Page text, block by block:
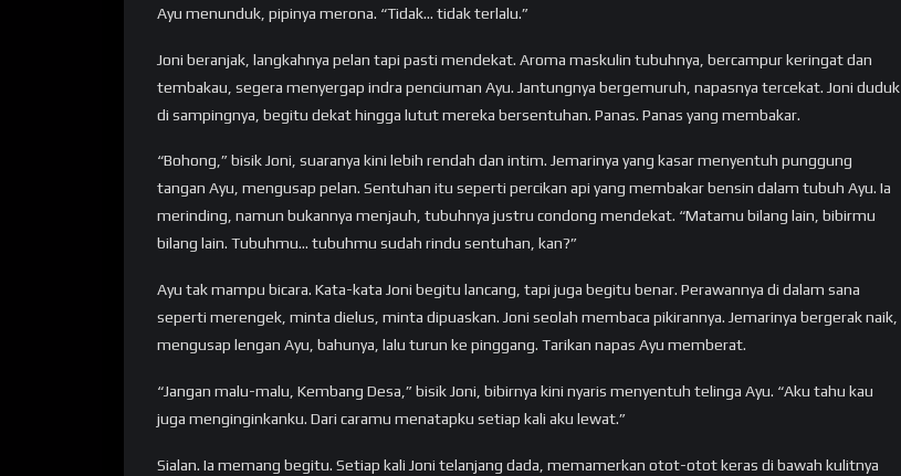
Ayu menunduk, pipinya merona. “Tidak… tidak terlalu.”
Joni beranjak, langkahnya pelan tapi pasti mendekat. Aroma maskulin tubuhnya, bercampur keringat dan
tembakau, segera menyergap indra penciuman Ayu. Jantungnya bergemuruh, napasnya tercekat. Joni duduk
di sampingnya, begitu dekat hingga lutut mereka bersentuhan. Panas. Panas yang membakar.
“Bohong,” bisik Joni, suaranya kini lebih rendah dan intim. Jemarinya yang kasar menyentuh punggung
tangan Ayu, mengusap pelan. Sentuhan itu seperti percikan api yang membakar bensin dalam tubuh Ayu. Ia
merinding, namun bukannya menjauh, tubuhnya justru condong mendekat. “Matamu bilang lain, bibirmu
bilang lain. Tubuhmu… tubuhmu sudah rindu sentuhan, kan?”
Ayu tak mampu bicara. Kata-kata Joni begitu lancang, tapi juga begitu benar. Perawannya di dalam sana
seperti merengek, minta dielus, minta dipuaskan. Joni seolah membaca pikirannya. Jemarinya bergerak naik,
mengusap lengan Ayu, bahunya, lalu turun ke pinggang. Tarikan napas Ayu memberat.
“Jangan malu-malu, Kembang Desa,” bisik Joni, bibirnya kini nyaris menyentuh telinga Ayu. “Aku tahu kau
juga menginginkanku. Dari caramu menatapku setiap kali aku lewat.”
Sialan. Ia memang begitu. Setiap kali Joni telanjang dada, memamerkan otot-otot keras di bawah kulitnya